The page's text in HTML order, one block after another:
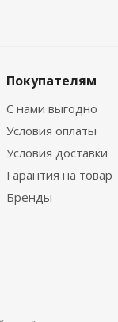
Покупателям
С нами выгодно
Условия оплаты
Условия доставки
Гарантия на товар
Бренды